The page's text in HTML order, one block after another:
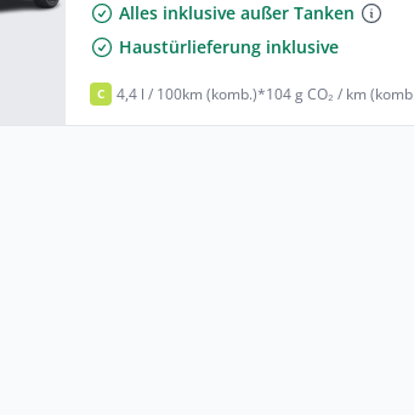
Alles inklusive außer Tanken
Haustürlieferung inklusive
C 4,4 l / 100km (komb.)*104 g CO₂ / km